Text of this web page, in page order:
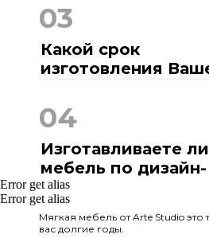
конечно же ткань кровати.
сделаем под Вас высоту и
также толщину и высоту
получите уникальную
запрос!
03
Какой срок
изготовления
04
Изготавливаете
мебель по дизайн-
проекту?
Да, конечно! Мы тесно
дизайнерами интерьеров и
количество заказов делаем
проектам. Кроме этого вы
Error get alias
Error get alias
Мягкая мебель от Arte Studio это
вас долгие годы.